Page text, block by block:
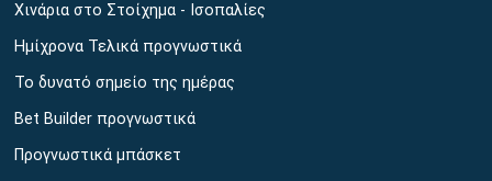
Χινάρια στο Στοίχημα - Ισοπαλίες
Ημίχρονα Τελικά προγνωστικά
Το δυνατό σημείο της ημέρας
Bet Builder προγνωστικά
Προγνωστικά μπάσκετ